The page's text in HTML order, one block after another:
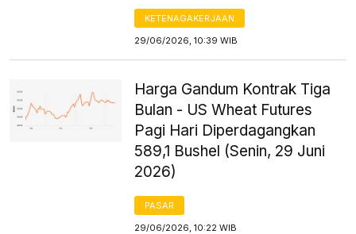
KETENAGAKERJAAN
29/06/2026, 10:39 WIB
Harga Gandum Kontrak Tiga
Bulan - US Wheat Futures
Pagi Hari Diperdagangkan
589,1 Bushel (Senin, 29 Juni
2026)
PASAR
29/06/2026, 10:22 WIB